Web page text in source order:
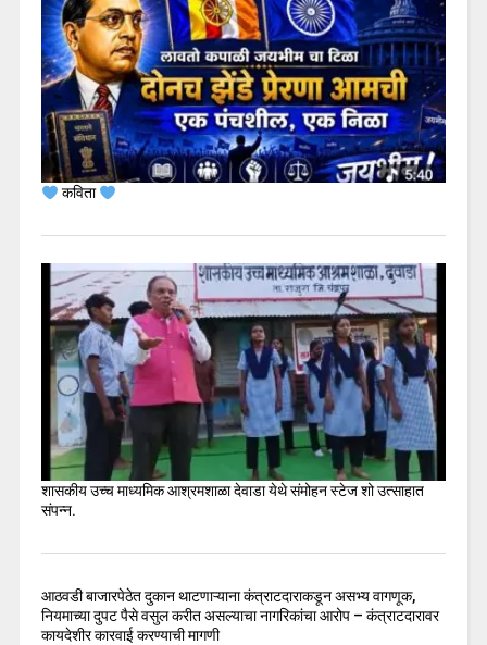
कविता
शासकीय उच्च माध्यमिक आश्रमशाळा देवाडा येथे संमोहन स्टेज शो उत्साहात
संपन्न.
आठवडी बाजारपेठेत दुकान थाटणाऱ्याना कंत्राटदाराकडून असभ्य वागणूक,
नियमाच्या दुपट पैसे वसुल करीत असल्याचा नागरिकांचा आरोप – कंत्राटदारावर
कायदेशीर कारवाई करण्याची मागणी